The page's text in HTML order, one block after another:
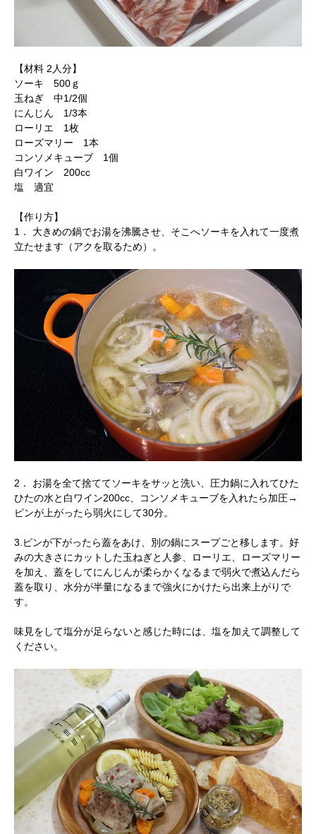
【材料 2人分】
ソーキ 500ｇ
玉ねぎ 中1/2個
にんじん 1/3本
ローリエ 1枚
ローズマリー 1本
コンソメキューブ 1個
白ワイン 200cc
塩 適宜
【作り方】
1． 大きめの鍋でお湯を沸騰させ、そこへソーキを入れて一度煮
立たせます（アクを取るため）。
2． お湯を全て捨ててソーキをサッと洗い、圧力鍋に入れてひた
ひたの水と白ワイン200cc、コンソメキューブを入れたら加圧→
ピンが上がったら弱火にして30分。
3.ピンが下がったら蓋をあけ、別の鍋にスープごと移します。好
みの大きさにカットした玉ねぎと人参、ローリエ、ローズマリー
を加え、蓋をしてにんじんが柔らかくなるまで弱火で煮込んだら
蓋を取り、水分が半量になるまで強火にかけたら出来上がりで
す。
味見をして塩分が足らないと感じた時には、塩を加えて調整して
ください。